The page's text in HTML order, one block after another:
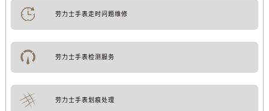
劳力士手表走时问题维修
劳力士手表检测服务
劳力士手表划痕处理